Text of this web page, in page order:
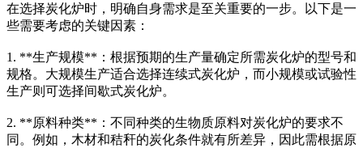
在选择炭化炉时，明确自身需求是至关重要的一步。以下是一
些需要考虑的关键因素：
1. **生产规模**：根据预期的生产量确定所需炭化炉的型号和
规格。大规模生产适合选择连续式炭化炉，而小规模或试验性
生产则可选择间歇式炭化炉。
2. **原料种类**：不同种类的生物质原料对炭化炉的要求不
同。例如，木材和秸秆的炭化条件就有所差异，因此需根据原